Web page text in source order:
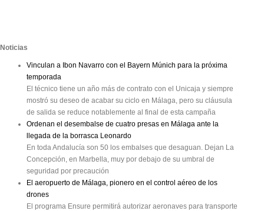
Noticias
Vinculan a Ibon Navarro con el Bayern Múnich para la próxima
temporada
El técnico tiene un año más de contrato con el Unicaja y siempre
mostró su deseo de acabar su ciclo en Málaga, pero su cláusula
de salida se reduce notablemente al final de esta campaña
Ordenan el desembalse de cuatro presas en Málaga ante la
llegada de la borrasca Leonardo
En toda Andalucía son 50 los embalses que desaguan. Dejan La
Concepción, en Marbella, muy por debajo de su umbral de
seguridad por precaución
El aeropuerto de Málaga, pionero en el control aéreo de los
drones
El programa Ensure permitirá autorizar aeronaves para transporte